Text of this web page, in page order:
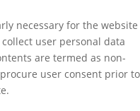
necessary for the website
user personal data
are termed as non-
user consent prior to